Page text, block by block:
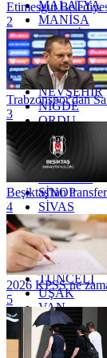
MALATYA
MANİSA
MARDİN
MERSİN
MUĞLA
MUŞ
NEVŞEHİR
NİĞDE
ORDU
OSMANİYE
RİZE
SAKARYA
SİNOP
SİVAS
SİİRT
TEKİRDAĞ
TOKAT
TRABZON
TUNCELİ
UŞAK
VAN
YALOVA
YOZGAT
Etimesgut
2
Trabzonspor'dan
3
Beşiktaş'tan
4
2026 KPSS ne
5